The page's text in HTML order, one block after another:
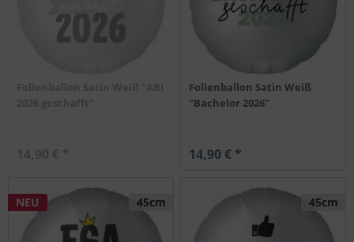
Folienballon Satin Weiß "ABI
2026 geschafft"
14,90 € *
Folienballon Satin Weiß
"Bachelor 2026"
14,90 € *
NEU 45cm 45cm